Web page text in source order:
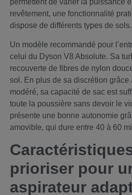
permettent de varier la puissance
revêtement, une fonctionnalité
dispose de différents types de sols.
Un modèle recommandé pour
celui du Dyson V8 Absolute. Sa
recouverte de fibres de nylon
sol. En plus de sa discrétion grâce
modéré, sa capacité de sac est
toute la poussière sans devoir le
présente une bonne autonomie
amovible, qui dure entre 40 à 60
prioriser pour
aspirateur